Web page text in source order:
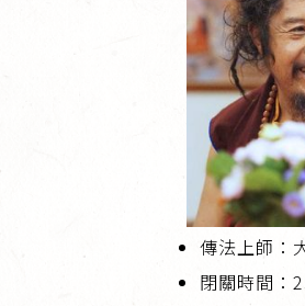
傳法上師：
閉關時間：